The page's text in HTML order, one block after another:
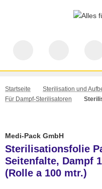
Startseite Sterilisation und
Für Dampf-Sterilisatoren
Medi-Pack GmbH
Sterilisationsfolie
Seitenfalte, Dampf
(Rolle a 100 mtr.)